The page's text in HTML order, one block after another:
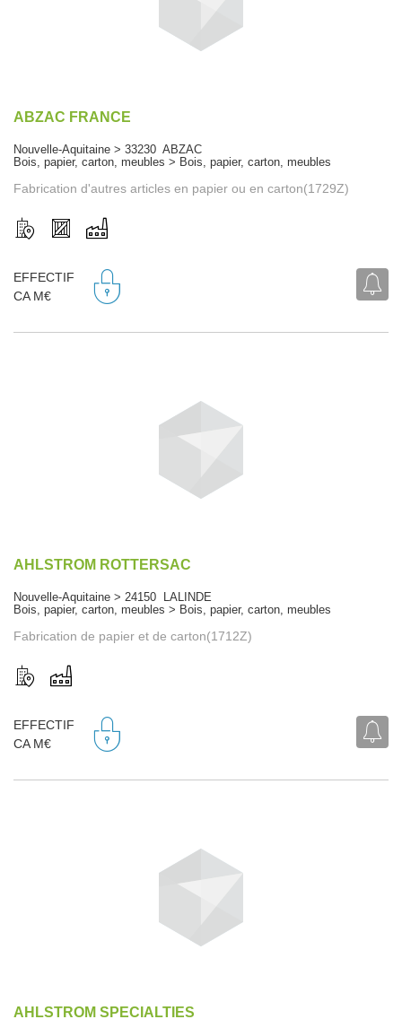
ABZAC FRANCE
Nouvelle-Aquitaine > 33230 ABZAC
Bois, papier, carton, meubles > Bois, papier, carton, meubles
Fabrication d'autres articles en papier ou en carton(1729Z)
EFFECTIF
CA M€
AHLSTROM ROTTERSAC
Nouvelle-Aquitaine > 24150 LALINDE
Bois, papier, carton, meubles > Bois, papier, carton, meubles
Fabrication de papier et de carton(1712Z)
EFFECTIF
CA M€
AHLSTROM SPECIALTIES